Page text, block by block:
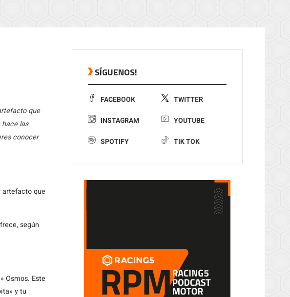
que
hace las
conocer
artefacto que
según
Osmos. Este
y tu
SÍGUENOS!
FACEBOOK TWITTER
INSTAGRAM YOUTUBE
SPOTIFY TIK TOK